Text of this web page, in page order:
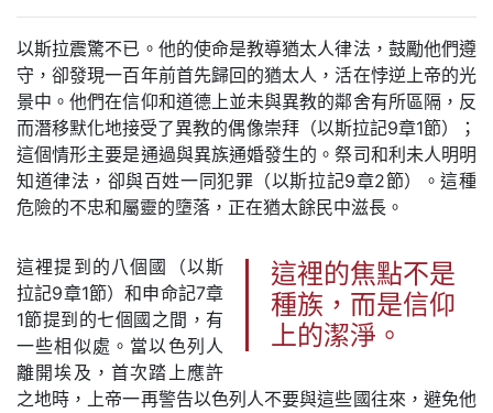
以斯拉震驚不已。他的使命是教導猶太人律法，鼓勵他們遵
守，卻發現一百年前首先歸回的猶太人，活在悖逆上帝的光
景中。他們在信仰和道德上並未與異教的鄰舍有所區隔，反
而潛移默化地接受了異教的偶像崇拜（以斯拉記9章1節）；
這個情形主要是通過與異族通婚發生的。祭司和利未人明明
知道律法，卻與百姓一同犯罪（以斯拉記9章2節）。這種
危險的不忠和屬靈的墮落，正在猶太餘民中滋長。
這裡的焦點不是
種族，而是信仰
上的潔淨。
這裡提到的八個國（以斯
拉記9章1節）和申命記7章
1節提到的七個國之間，有
一些相似處。當以色列人
離開埃及，首次踏上應許
之地時，上帝一再警告以色列人不要與這些國往來，避免他